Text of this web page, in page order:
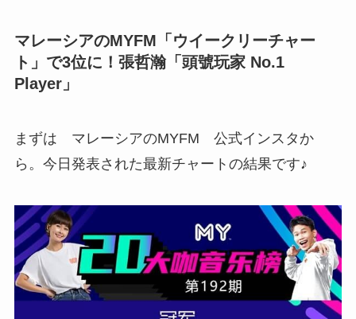
マレーシアのMYFM「ウイークリーチャー
ト」で3位に！張哲瀚「 頭號玩家 No.1
Player」
まずは マレーシアのMYFM 公式インスタか
ら。今日発表された最新チャートの結果です♪